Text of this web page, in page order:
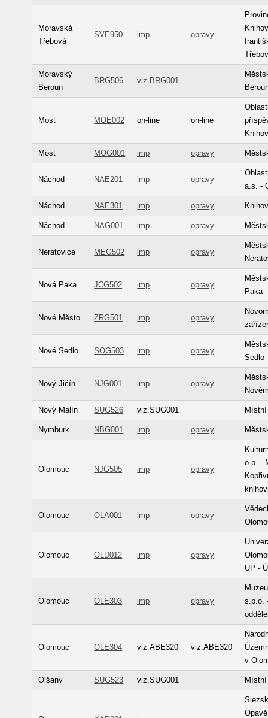
Moravská
Třebová
SVE950 imp opravy
Moravský
Beroun
BRG506 viz BRG001
Most MOE002 on-line on-line
Most MOG001 imp opravy
Náchod NAE201 imp opravy
a.s. -
Náchod NAE301 imp opravy
Náchod NAG001 imp opravy
Neratovice MEG502 imp opravy
Nová Paka JCG502 imp opravy
Paka
Nové Město ZRG501 imp opravy
Nové Sedlo SOG503 imp opravy
Sedlo
Nový Jičín NJG001 imp opravy
Nový Malín SUG526 viz.SUG001
Nymburk NBG001 imp opravy
Olomouc NJG505 imp opravy
o.p. -
Olomouc OLA001 imp opravy
Olomouc OLD012 imp opravy
UP -
Olomouc OLE303 imp opravy
s.p.o.
Olomouc OLE304 viz.ABE320 viz.ABE320
v
Olšany SUG523 viz.SUG001